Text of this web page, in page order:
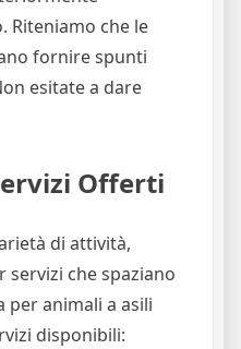
Riteniamo che le
fornire spunti
esitate a dare
Offerti
di attività,
servizi che spaziano
per animali a asili
disponibili: